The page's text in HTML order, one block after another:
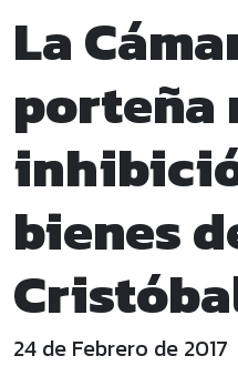
La
porteña
bienes
24 de Febrero de 2017